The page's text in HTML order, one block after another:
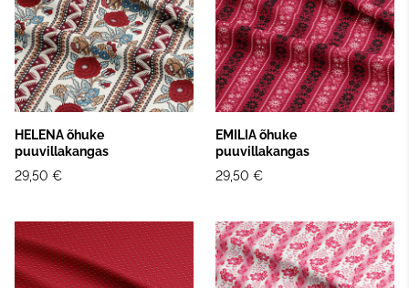
HELENA õhuke
puuvillakangas
29,50 €
EMILIA õhuke
puuvillakangas
29,50 €